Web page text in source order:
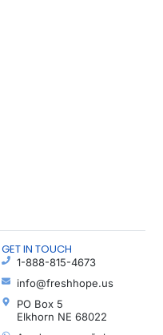
GET IN TOUCH
1-888-815-4673
info@freshhope.us
PO Box 5
Elkhorn NE 68022